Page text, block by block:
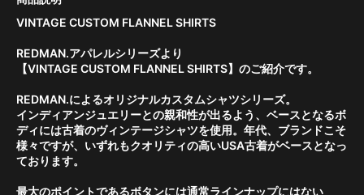
VINTAGE CUSTOM FLANNEL SHIRTS
REDMAN.アパレルシリーズより
【VINTAGE CUSTOM FLANNEL SHIRTS】のご紹介です。
REDMAN.によるオリジナルカスタムシャツシリーズ。
インディアンジュエリーとの親和性が出るよう、ベースとなるボ
ディには古着のヴィンテージシャツを使用。年代、ブランドこそ
様々ですが、いずれもクオリティの高いUSA古着がベースとなっ
ております。
最大のポイントであるボタンには通常ラインナップにはない